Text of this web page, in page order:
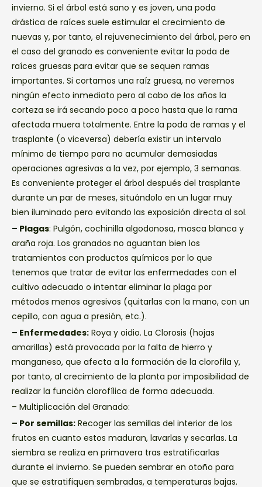
invierno. Si el árbol está sano y es joven, una poda
drástica de raíces suele estimular el crecimiento de
nuevas y, por tanto, el rejuvenecimiento del árbol, pero en
el caso del granado es conveniente evitar la poda de
raíces gruesas para evitar que se sequen ramas
importantes. Si cortamos una raíz gruesa, no veremos
ningún efecto inmediato pero al cabo de los años la
corteza se irá secando poco a poco hasta que la rama
afectada muera totalmente. Entre la poda de ramas y el
trasplante (o viceversa) debería existir un intervalo
mínimo de tiempo para no acumular demasiadas
operaciones agresivas a la vez, por ejemplo, 3 semanas.
Es conveniente proteger el árbol después del trasplante
durante un par de meses, situándolo en un lugar muy
bien iluminado pero evitando las exposición directa al sol.
– Plagas: Pulgón, cochinilla algodonosa, mosca blanca y
araña roja. Los granados no aguantan bien los
tratamientos con productos químicos por lo que
tenemos que tratar de evitar las enfermedades con el
cultivo adecuado o intentar eliminar la plaga por
métodos menos agresivos (quitarlas con la mano, con un
cepillo, con agua a presión, etc.).
– Enfermedades: Roya y oidio. La Clorosis (hojas
amarillas) está provocada por la falta de hierro y
manganeso, que afecta a la formación de la clorofila y,
por tanto, al crecimiento de la planta por imposibilidad de
realizar la función clorofílica de forma adecuada.
– Multiplicación del Granado:
– Por semillas: Recoger las semillas del interior de los
frutos en cuanto estos maduran, lavarlas y secarlas. La
siembra se realiza en primavera tras estratificarlas
durante el invierno. Se pueden sembrar en otoño para
que se estratifiquen sembradas, a temperaturas bajas.